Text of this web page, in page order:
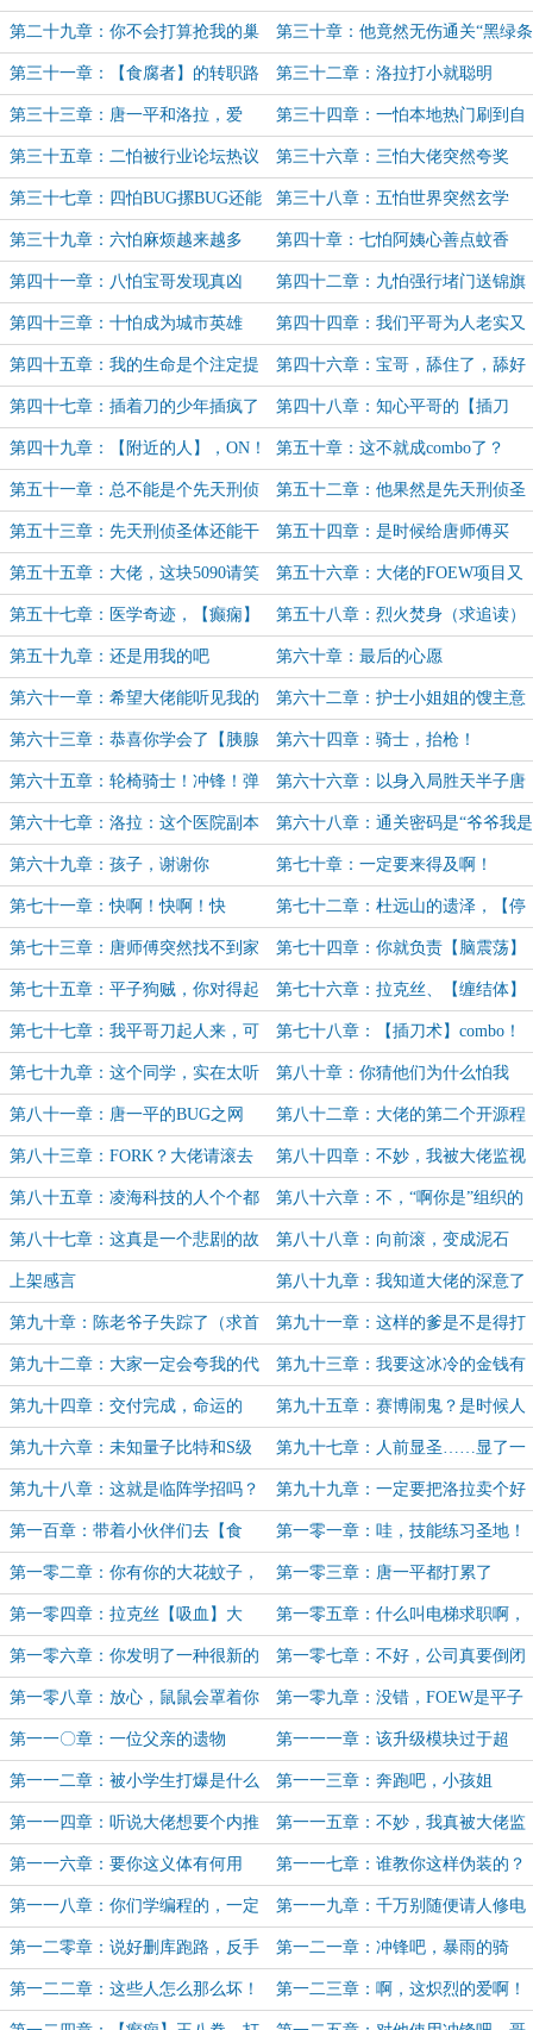
项目（求追读月票 的，快洗，洗白白！
第二十九章：你不会打算抢我的巢
穴吧？（新的一月求点月票）
第三十章：他竟然无伤通关“黑绿条
纹”？
第三十一章：【食腐者】的转职路
线
第三十二章：洛拉打小就聪明
第三十三章：唐一平和洛拉，爱
的“巢穴”？
第三十四章：一怕本地热门刷到自
己
第三十五章：二怕被行业论坛热议 第三十六章：三怕大佬突然夸奖
第三十七章：四怕BUG摞BUG还能
运行
第三十八章：五怕世界突然玄学
第三十九章：六怕麻烦越来越多 第四十章：七怕阿姨心善点蚊香
第四十一章：八怕宝哥发现真凶
（周一求月票求追读）
第四十二章：九怕强行堵门送锦旗
第四十三章：十怕成为城市英雄 第四十四章：我们平哥为人老实又
胆小不可能做坏事
第四十五章：我的生命是个注定提
前终结的氪金游戏
第四十六章：宝哥，舔住了，舔好
了！
第四十七章：插着刀的少年插疯了 第四十八章：知心平哥的【插刀
术】和【落伍的架构设计】
第四十九章：【附近的人】，ON！ 第五十章：这不就成combo了？
第五十一章：总不能是个先天刑侦
圣体吧
第五十二章：他果然是先天刑侦圣
体！
第五十三章：先天刑侦圣体还能干
这个？
第五十四章：是时候给唐师傅买
5090了
第五十五章：大佬，这块5090请笑
纳！
第五十六章：大佬的FOEW项目又
更新了（求追读）
第五十七章：医学奇迹，【癫痫】
弹射！（感谢盟主StevenZ）
第五十八章：烈火焚身（求追读）
第五十九章：还是用我的吧 第六十章：最后的心愿
第六十一章：希望大佬能听见我的
建议
第六十二章：护士小姐姐的馊主意
第六十三章：恭喜你学会了【胰腺
癌晚期】
第六十四章：骑士，抬枪！
第六十五章：轮椅骑士！冲锋！弹
射！
第六十六章：以身入局胜天半子唐
一平
第六十七章：洛拉：这个医院副本
太难了！
第六十八章：通关密码是“爷爷我是
您失散多年的亲孙女啊”
第六十九章：孩子，谢谢你 第七十章：一定要来得及啊！
第七十一章：快啊！快啊！快
啊！！！（求追读）
第七十二章：杜远山的遗泽，【停
跳的城市之心】（求追读）
第七十三章：唐师傅突然找不到家
了（求追读）
第七十四章：你就负责【脑震荡】
（求追读）
第七十五章：平子狗贼，你对得起
我的洛拉吗？
第七十六章：拉克丝、【缠结体】
和唐一平的修罗场
第七十七章：我平哥刀起人来，可
就没那么温柔了
第七十八章：【插刀术】combo！
师父我也想学这个！
第七十九章：这个同学，实在太听
劝了
第八十章：你猜他们为什么怕我
（求追读）
第八十一章：唐一平的BUG之网 第八十二章：大佬的第二个开源程
序上线了
第八十三章：FORK？大佬请滚去
写FOEW好嘛！（求追读）
第八十四章：不妙，我被大佬监视
了！（求追读）
第八十五章：凌海科技的人个个都
是宝（求追读）
第八十六章：不，“啊你是”组织的
人才个个都是宝（求追读）
第八十七章：这真是一个悲剧的故
事（最后一天求月票）
第八十八章：向前滚，变成泥石
流！
上架感言 第八十九章：我知道大佬的深意了
（求首订，感谢hallliana的盟主）
第九十章：陈老爷子失踪了（求首
订，3K）
第九十一章：这样的爹是不是得打
一顿（求首订）
第九十二章：大家一定会夸我的代
码进步了吧！（求首订）
第九十三章：我要这冰冷的金钱有
何用？
第九十四章：交付完成，命运的
BUG?（求首订，求月票）
第九十五章：赛博闹鬼？是时候人
前显圣了！
第九十六章：未知量子比特和S级
生存技能（求首订求月票）
第九十七章：人前显圣……显了一
半？（五更完毕，求首订月票）
第九十八章：这就是临阵学招吗？ 第九十九章：一定要把洛拉卖个好
价！
第一百章：带着小伙伴们去【食
腐】是什么样的体验？（为公元1加
更）
第一零一章：哇，技能练习圣地！
第一零二章：你有你的大花蚊子，
我有我的方天画戟
第一零三章：唐一平都打累了
第一零四章：拉克丝【吸血】大
成！而洛拉……（为StevenZ加更）
第一零五章：什么叫电梯求职啊，
战术后仰！
第一零六章：你发明了一种很新的
插刀方式，【插刀术】晋级
第一零七章：不好，公司真要倒闭
了！
第一零八章：放心，鼠鼠会罩着你
的！
第一零九章：没错，FOEW是平子
写的
第一一〇章：一位父亲的遗物 第一一一章：该升级模块过于超
模，是否为信息海义体升级？
第一一二章：被小学生打爆是什么
体验？
第一一三章：奔跑吧，小孩姐
第一一四章：听说大佬想要个内推
码？（3K）
第一一五章：不妙，我真被大佬监
视了！
第一一六章：要你这义体有何用 第一一七章：谁教你这样伪装的？
第一一八章：你们学编程的，一定
会修电脑吧
第一一九章：千万别随便请人修电
脑
第一二零章：说好删库跑路，反手
帮敌人升级系统？
第一二一章：冲锋吧，暴雨的骑
士！（4K）
第一二二章：这些人怎么那么坏！ 第一二三章：啊，这炽烈的爱啊！